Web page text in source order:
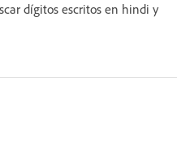
dígitos escritos en hindi y